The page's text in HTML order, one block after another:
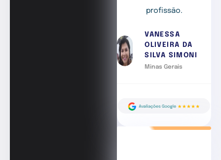
profissão.
VANESSA
OLIVEIRA DA
SILVA SIMONI
Minas Gerais